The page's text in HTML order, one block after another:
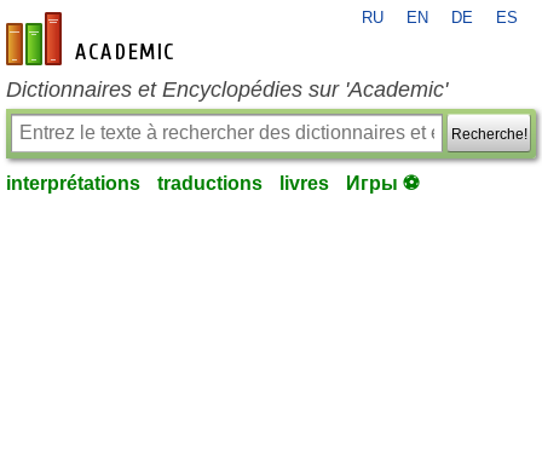
fr-academic.com
RU EN DE ES
Dictionnaires et Encyclopédies sur 'Academic'
Recherche!
interprétations traductions livres Игры ⚽